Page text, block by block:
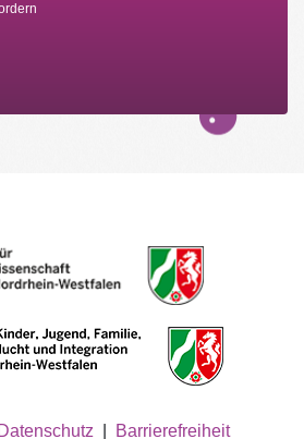
Datenschutz Barrierefreiheit